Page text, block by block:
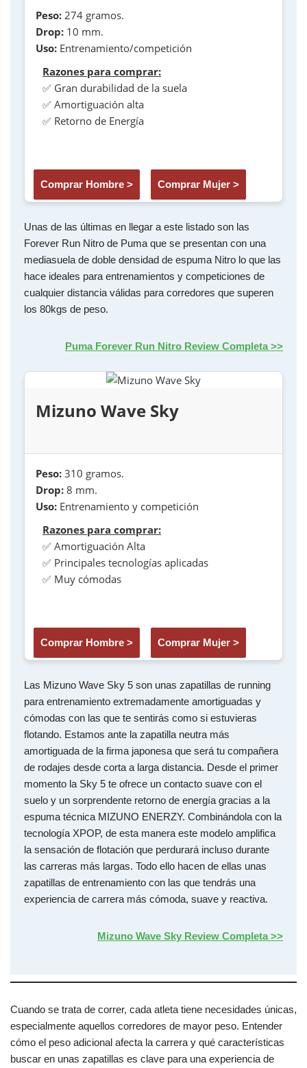
Peso: 274 gramos.
Drop: 10 mm.
Uso: Entrenamiento/competición
Razones para comprar:
✅ Gran durabilidad de la suela
✅ Amortiguación alta
✅ Retorno de Energía
Comprar Hombre > Comprar Mujer >
Unas de las últimas en llegar a este listado son las
Forever Run Nitro de Puma que se presentan con una
mediasuela de doble densidad de espuma Nitro lo que las
hace ideales para entrenamientos y competiciones de
cualquier distancia válidas para corredores que superen
los 80kgs de peso.
Puma Forever Run Nitro Review Completa >>
Mizuno Wave Sky
Peso: 310 gramos.
Drop: 8 mm.
Uso: Entrenamiento y competición
Razones para comprar:
✅ Amortiguación Alta
✅ Principales tecnologías aplicadas
✅ Muy cómodas
Comprar Hombre > Comprar Mujer >
Las Mizuno Wave Sky 5 son unas zapatillas de running
para entrenamiento extremadamente amortiguadas y
cómodas con las que te sentirás como si estuvieras
flotando. Estamos ante la zapatilla neutra más
amortiguada de la firma japonesa que será tu compañera
de rodajes desde corta a larga distancia. Desde el primer
momento la Sky 5 te ofrece un contacto suave con el
suelo y un sorprendente retorno de energía gracias a la
espuma técnica MIZUNO ENERZY. Combinándola con la
tecnología XPOP, de esta manera este modelo amplifica
la sensación de flotación que perdurará incluso durante
las carreras más largas. Todo ello hacen de ellas unas
zapatillas de entrenamiento con las que tendrás una
experiencia de carrera más cómoda, suave y reactiva.
Mizuno Wave Sky Review Completa >>
Cuando se trata de correr, cada atleta tiene necesidades únicas,
especialmente aquellos corredores de mayor peso. Entender
cómo el peso adicional afecta la carrera y qué características
buscar en unas zapatillas es clave para una experiencia de